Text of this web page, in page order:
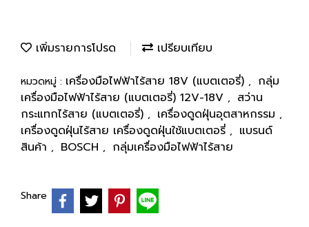
เพิ่มรายการโปรด เปรียบเทียบ
หมวดหมู่ : เครื่องมือไฟฟ้าไร้สาย 18V (แบตเตอรี่) , กลุ่ม
เครื่องมือไฟฟ้าไร้สาย (แบตเตอรี่) 12V-18V , สว่าน
กระแทกไร้สาย (แบตเตอรี่) , เครื่องดูดฝุ่นอุตสาหกรรม ,
เครื่องดูดฝุ่นไร้สาย เครื่องดูดฝุ่นใช้แบตเตอรี่ , แบรนด์
สินค้า , BOSCH , กลุ่มเครื่องมือไฟฟ้าไร้สาย
Share